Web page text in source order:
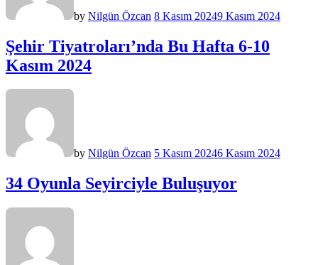
by Nilgün Özcan 8 Kasım 20249 Kasım 2024
Şehir Tiyatroları’nda Bu Hafta 6-10
Kasım 2024
by Nilgün Özcan 5 Kasım 20246 Kasım 2024
34 Oyunla Seyirciyle Buluşuyor